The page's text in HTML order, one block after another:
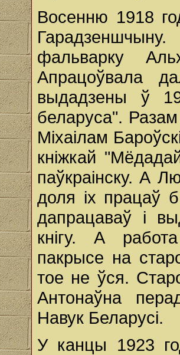
Восенню 1918
фальварку
Апрацоўвала
выдадзены ў
беларуса".
Міхаілам
кніжкай
паўкраінску. А
доля іх працаў
дапрацаваў і
кнігу. А
пакрысе на
тое не ўся.
Антонаўна
Навук Беларусі.
У канцы 1923